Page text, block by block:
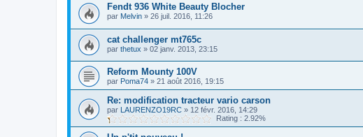
Fendt 936 White Beauty Blocher
par Melvin » 26 juil. 2016, 11:26
cat challenger mt765c
par thetux » 02 janv. 2013, 23:15
Reform Mounty 100V
par Poma74 » 21 août 2016, 19:15
Re: modification tracteur vario carson
par LAURENZO19RC » 12 févr. 2016, 14:29
Rating : 2.92%